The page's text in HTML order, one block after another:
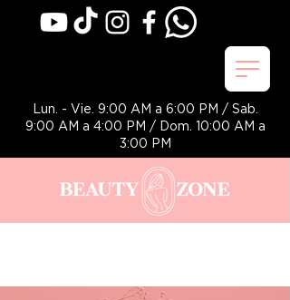
Lun. - Vie. 9:00 AM a 6:00 PM / Sab.
9:00 AM a 4:00 PM / Dom. 10:00 AM a
3:00 PM